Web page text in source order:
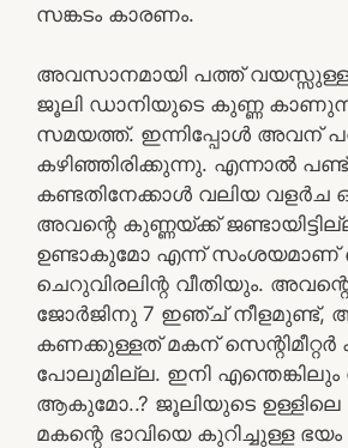
സങ്കടം കാരണം.
അവസാനമായി പത്ത്
ജൂലി ഡാനിയുടെ കുണ്ണ
സമയത്ത്. ഇന്നിപ്പോൾ അവന്
കഴിഞ്ഞിരിക്കുന്നു. എന്നാൽ പണ്ട്
കണ്ടതിനേക്കാൾ വലിയ വളർച
അവന്റെ കുണ്ണയ്ക്ക്
ഉണ്ടാകുമോ എന്ന് സംശയമാണ്
ചെറുവിരലിന്റ വീതിയും.
ജോർജിനു 7 ഇഞ്ച് നീളമുണ്ട്,
കണക്കുള്ളത് മകന്
പോലുമില്ല. ഇനി എന്തെങ്കിലും
ആകുമോ..? ജൂലിയുടെ ഉള്ളിലെ
മകന്റെ ഭാവിയെ കുറിച്ചുള്ള